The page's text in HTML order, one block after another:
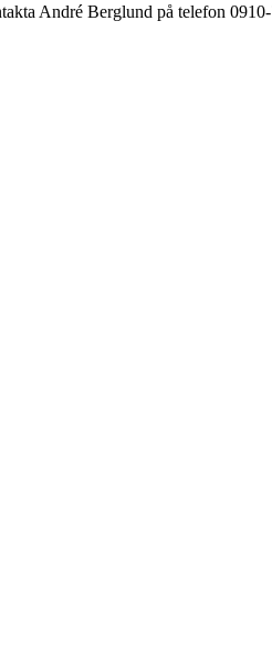
André Berglund på telefon